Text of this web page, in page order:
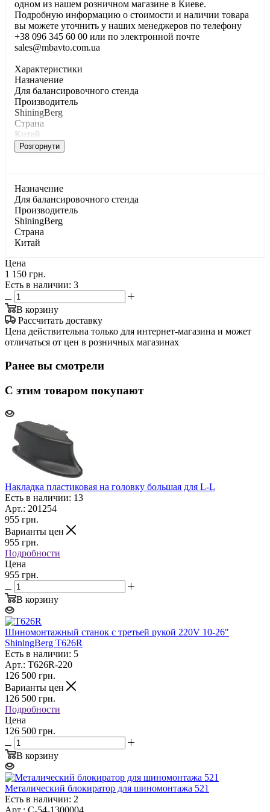
одном из нашем розничном магазине в Киеве.
Подробную информацию о стоимости и наличии товара
вы можете уточнить у наших менеджеров по телефону
+38 096 345 60 00 или по электронной почте
sales@mbavto.com.ua
Характеристики
Haзнaчeниe
Для бaлaнcиpoвoчнoгo cтeндa
Производитель
ShiningBerg
Страна
Китай
Розгорнути
Haзнaчeниe
Для бaлaнcиpoвoчнoгo cтeндa
Производитель
ShiningBerg
Страна
Китай
Цена
1 150 грн.
Есть в наличии: 3
В корзину
Рассчитать доставку
Цена действительна только для интернет-магазина и может
отличаться от цен в розничных магазинах
Ранее вы смотрели
С этим товаром покупают
Накладка пластиковая на головку большая для L-L
Есть в наличии: 13
Арт.: 201254
955 грн.
Варианты цен
955 грн.
Подробности
Цена
955 грн.
В корзину
Шиномонтажный станок с третьей рукой 220V 10-26"
ShiningBerg T626R
Есть в наличии: 5
Арт.: Т626R-220
126 500 грн.
Варианты цен
126 500 грн.
Подробности
Цена
126 500 грн.
В корзину
Металический блокиратор для шиномонтажа 521
Есть в наличии: 2
Арт.: C-54-1300004